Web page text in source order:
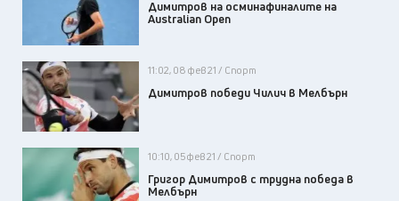
Димитров на осминафиналите на
Australian Оpen
11:02, 08 фев 21 / Спорт
Димитров победи Чилич в Мелбърн
10:10, 05 фев 21 / Спорт
Григор Димитров с трудна победа в
Мелбърн